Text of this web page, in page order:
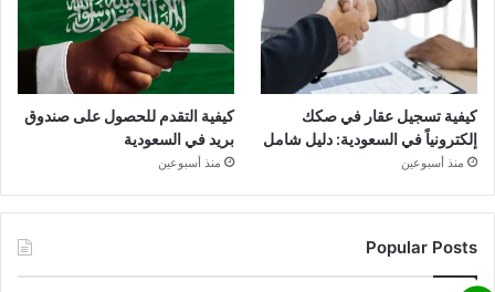
كيفية تسجيل عقار في صكك
إلكترونياً في السعودية: دليل شامل
منذ أسبوعين
كيفية التقدم للحصول على صندوق
بريد في السعودية
منذ أسبوعين
Popular Posts